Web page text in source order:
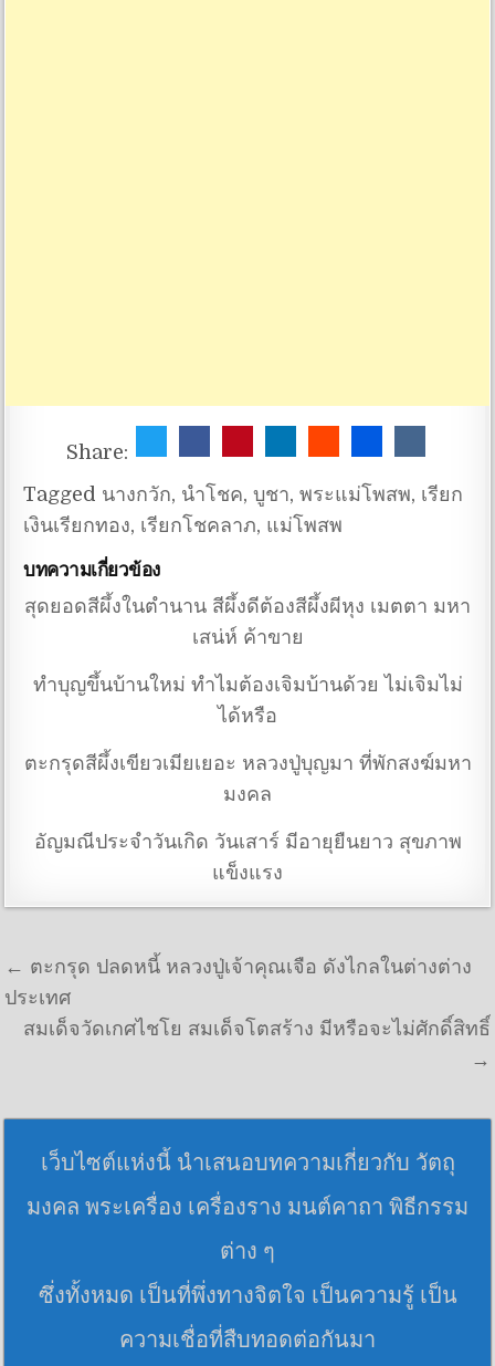
Share:
Tagged นางกวัก, นำโชค,บูชา,พระแม่โพสพ, เรียก
เงินเรียกทอง, เรียกโชคลาภ, แม่โพสพ
บทความเกี่ยวข้อง
สุดยอดสีผึ้งในตำนาน สีผึ้งดีต้องสีผึ้งผีหุง เมตตา มหา
เสน่ห์ ค้าขาย
ทำบุญขึ้นบ้านใหม่ ทำไมต้องเจิมบ้านด้วย ไม่เจิมไม่
ได้หรือ
ตะกรุดสีผึ้งเขียวเมียเยอะ หลวงปู่บุญมา ที่พักสงฆ์มหา
มงคล
อัญมณีประจำวันเกิด วันเสาร์ มีอายุยืนยาว สุขภาพ
แข็งแรง
แนะแนวเรื่อง
← ตะกรุด ปลดหนี้ หลวงปู่เจ้าคุณเจือ ดังไกลในต่างต่าง
ประเทศ
สมเด็จวัดเกศไชโย สมเด็จโตสร้าง มีหรือจะไม่ศักดิ์สิทธิ์
→
เว็บไซต์แห่งนี้ นำเสนอบทความเกี่ยวกับ วัตถุ
มงคล พระเครื่อง เครื่องราง มนต์คาถา พิธีกรรม
ต่าง ๆ
ซึ่งทั้งหมด เป็นที่พึ่งทางจิตใจ เป็นความรู้ เป็น
ความเชื่อที่สืบทอดต่อกันมา